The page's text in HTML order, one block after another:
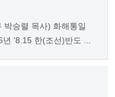
박승렬 목사) 화해통일
'8.15 한(조선)반도 ...